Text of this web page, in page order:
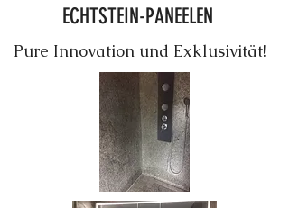
ECHTSTEIN-PANEELEN
Pure Innovation und Exklusivität!